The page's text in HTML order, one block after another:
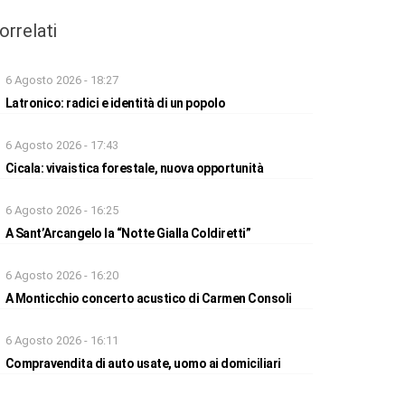
6 Agosto 2026 - 18:27
Latronico: radici e identità di un popolo
6 Agosto 2026 - 17:43
Cicala: vivaistica forestale, nuova opportunità
6 Agosto 2026 - 16:25
A Sant’Arcangelo la “Notte Gialla Coldiretti”
6 Agosto 2026 - 16:20
A Monticchio concerto acustico di Carmen Consoli
6 Agosto 2026 - 16:11
Compravendita di auto usate, uomo ai domiciliari